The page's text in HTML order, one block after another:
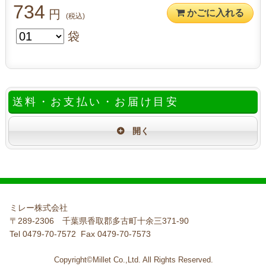
734 円 (税込) かごに入れる
袋
送料・お支払い・お届け目安
ミレー株式会社
〒289-2306 千葉県香取郡多古町十余三371-90
Tel 0479-70-7572 Fax 0479-70-7573
Copyright©Millet Co.,Ltd. All Rights Reserved.